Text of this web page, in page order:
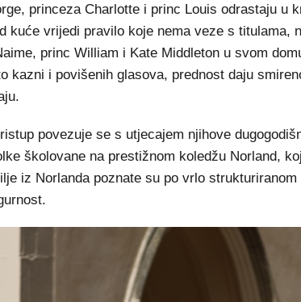
princeza Charlotte i princ Louis odrastaju u
kuće vrijedi pravilo koje nema veze s titulama,
princ William i Kate Middleton u svom
kazni i povišenih glasova, prednost daju
povezuje se s utjecajem njihove
školovane na prestižnom koledžu Norland,
iz Norlanda poznate su po vrlo